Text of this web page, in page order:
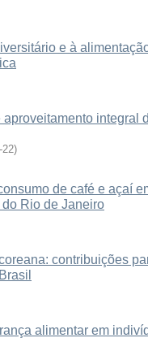
e à
integral
22)
de café e açaí
Rio de Janeiro
contribuições
alimentar em